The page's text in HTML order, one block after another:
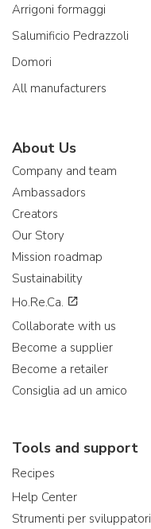
Arrigoni formaggi
Salumificio Pedrazzoli
Domori
All manufacturers
About Us
Company and team
Ambassadors
Creators
Our Story
Mission roadmap
Sustainability
Ho.Re.Ca.
Collaborate with us
Become a supplier
Become a retailer
Consiglia ad un amico
Tools and support
Recipes
Help Center
Strumenti per sviluppatori